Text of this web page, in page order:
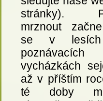
stránky).
mrznout
se v
poznávacích
vycházkách
až v příštím
té doby